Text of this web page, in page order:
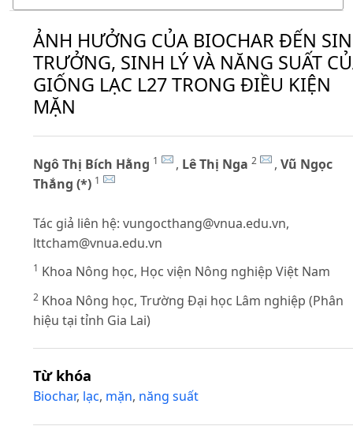
ẢNH HƯỞNG CỦA BIOCHAR ĐẾN
TRƯỞNG, SINH LÝ VÀ NĂNG SUẤT
GIỐNG LẠC L27 TRONG ĐIỀU KIỆN
MẶN
Ngô Thị Bích Hằng 1 , Lê Thị Nga 2 , Vũ Ngọc
Thắng (*) 1
Tác giả liên hệ: vungocthang@vnua.edu.vn,
lttcham@vnua.edu.vn
1 Khoa Nông học, Học viện Nông nghiệp Việt Nam
2 Khoa Nông học, Trường Đại học Lâm nghiệp (Phân
hiệu tại tỉnh Gia Lai)
Từ khóa
Biochar, lạc, mặn, năng suất